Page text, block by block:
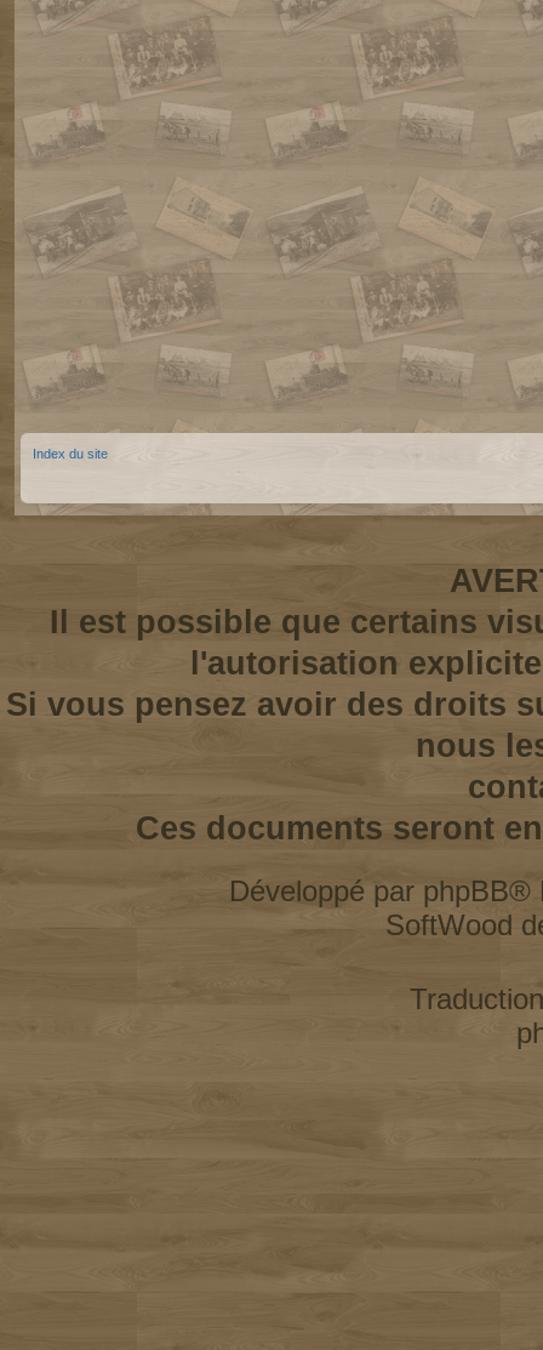
Index du site
Il est possible que certains
l'autorisation
Si vous pensez avoir des droits
nous
Ces documents seront
Développé par phpBB®
SoftWood